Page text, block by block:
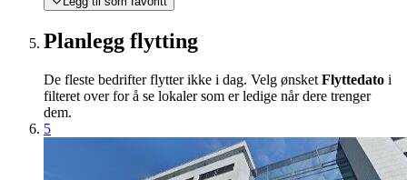
Planlegg flytting
De fleste bedrifter flytter ikke i dag. Velg ønsket Flyttedato i
filteret over for å se lokaler som er ledige når dere trenger
dem.
5